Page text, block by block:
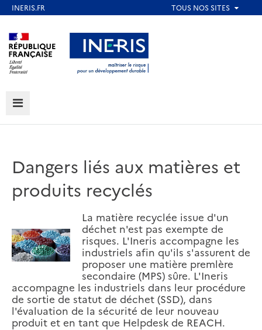
au
contenu
principal
Aller au contenu Aller au menu
Aller au pied de page
MENU
Dangers liés aux matières et
produits recyclés
La matière recyclée issue d'un
déchet n'est pas exempte de
risques. L'Ineris accompagne les
industriels afin qu'ils s'assurent de
proposer une matière premlère
secondaire (MPS) sûre. L'Ineris
accompagne les industriels dans leur procédure
de sortie de statut de déchet (SSD), dans
l'évaluation de la sécurité de leur nouveau
produit et en tant que Helpdesk de REACH.